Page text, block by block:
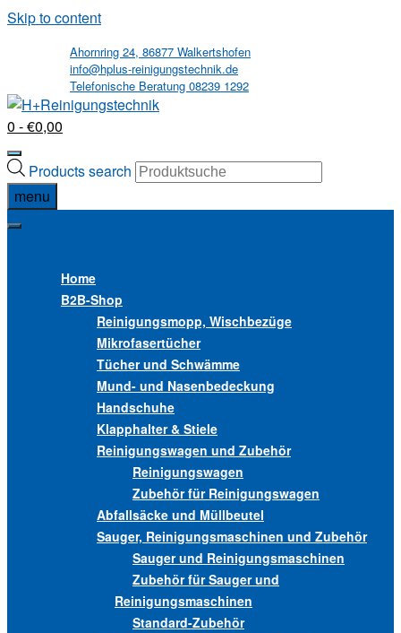
Skip to content
Ahornring 24, 86877 Walkertshofen
info@hplus-reinigungstechnik.de
Telefonische Beratung 08239 1292
0 - €0,00
Products search
menu
Home
B2B-Shop
Reinigungsmopp, Wischbezüge
Mikrofasertücher
Tücher und Schwämme
Mund- und Nasenbedeckung
Handschuhe
Klapphalter & Stiele
Reinigungswagen und Zubehör
Reinigungswagen
Zubehör für Reinigungswagen
Abfallsäcke und Müllbeutel
Sauger, Reinigungsmaschinen und Zubehör
Sauger und Reinigungsmaschinen
Zubehör für Sauger und
Reinigungsmaschinen
Standard-Zubehör